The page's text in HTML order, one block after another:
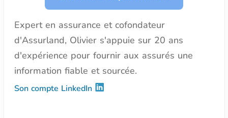
Expert en assurance et cofondateur
d'Assurland, Olivier s'appuie sur 20 ans
d'expérience pour fournir aux assurés une
information fiable et sourcée.
Son compte LinkedIn